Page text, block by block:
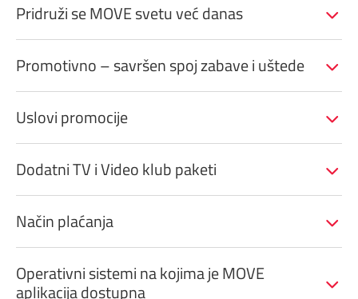
Pridruži se MOVE svetu već danas
Promotivno – savršen spoj zabave i uštede
Uslovi promocije
Dodatni TV i Video klub paketi
Način plaćanja
Operativni sistemi na kojima je MOVE
aplikacija dostupna